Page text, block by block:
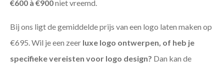
€600 à €900niet vreemd.
Bij ons ligt de gemiddelde prijs van een logo laten maken op
€695. Wil je een zeer luxe logo ontwerpen, of heb je
specifieke vereisten voor logo design? Dan kan de